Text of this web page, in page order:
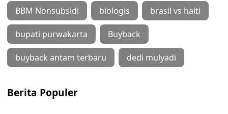
BBM Nonsubsidi biologis brasil vs haiti
bupati purwakarta Buyback
buyback antam terbaru dedi mulyadi
Berita Populer